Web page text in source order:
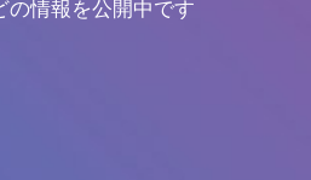
の情報を公開中です